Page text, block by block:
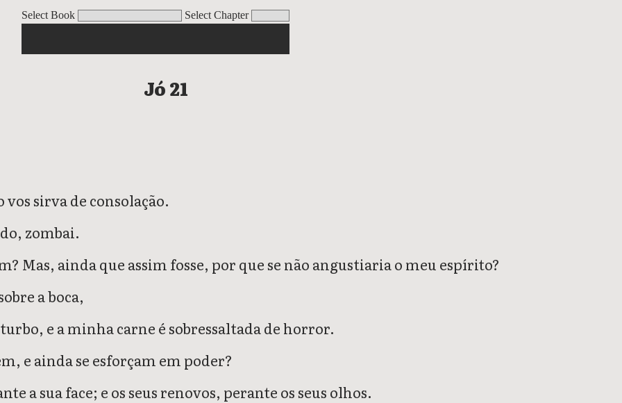
Select Book Select Chapter
Jó 21
sirva de consolação.
zombai.
Mas, ainda que assim fosse, por que se não angustiaria o meu espírito?
a boca,
e a minha carne é sobressaltada de horror.
e ainda se esforçam em poder?
a sua face; e os seus renovos, perante os seus olhos.